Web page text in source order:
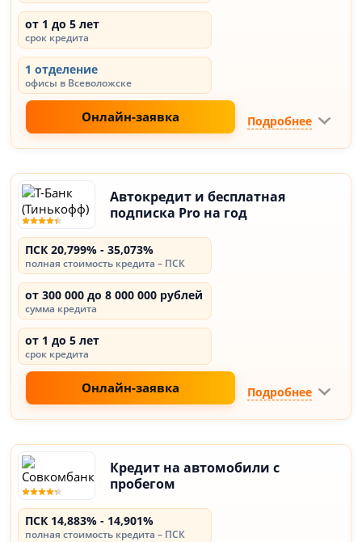
от 1 до 5 лет
срок кредита
1 отделение
офисы в Всеволожске
Онлайн-заявка Подробнее
Автокредит и бесплатная
подписка Pro на год
ПСК 20,799% - 35,073%
полная стоимость кредита – ПСК
от 300 000 до 8 000 000 рублей
сумма кредита
от 1 до 5 лет
срок кредита
Онлайн-заявка Подробнее
Кредит на автомобили с
пробегом
ПСК 14,883% - 14,901%
полная стоимость кредита – ПСК